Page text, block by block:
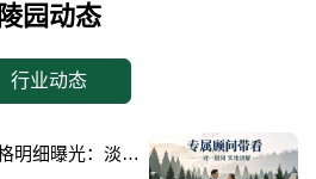
陵园动态
行业动态
中华永久陵园单人墓碑价格明细曝光：淡季下单立省数千，限时优惠深度解析